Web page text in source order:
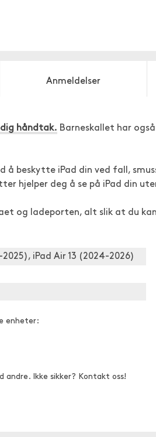
Anmeldelser
håndtak. Barneskallet har også
å beskytte iPad din ved fall,
hjelper deg å se på iPad din
og ladeporten, alt slik at du
2025), iPad Air 13 (2024-2026)
enheter:
andre. Ikke sikker? Kontakt oss!